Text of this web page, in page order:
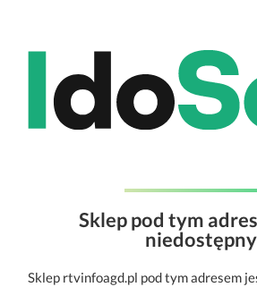
Sklep pod tym
niedostępny
Sklep rtvinfoagd.pl pod tym adresem